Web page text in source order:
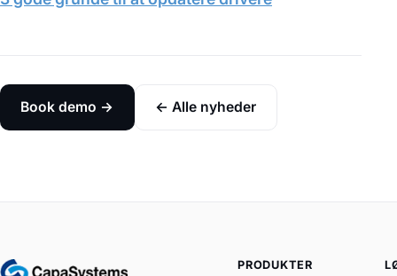
Book demo → ← Alle nyheder
PRODUKTER